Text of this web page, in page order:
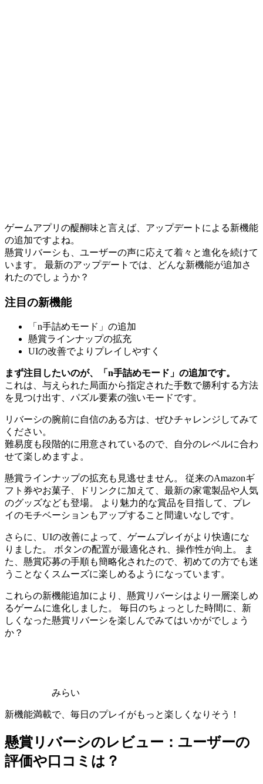
ゲームアプリの醍醐味と言えば、アップデートによる新機能
の追加ですよね。
懸賞リバーシも、ユーザーの声に応えて着々と進化を続けて
います。 最新のアップデートでは、どんな新機能が追加さ
れたのでしょうか？
注目の新機能
「n手詰めモード」の追加
懸賞ラインナップの拡充
UIの改善でよりプレイしやすく
まず注目したいのが、「n手詰めモード」の追加です。
これは、与えられた局面から指定された手数で勝利する方法
を見つけ出す、パズル要素の強いモードです。
リバーシの腕前に自信のある方は、ぜひチャレンジしてみて
ください。
難易度も段階的に用意されているので、自分のレベルに合わ
せて楽しめますよ。
懸賞ラインナップの拡充も見逃せません。 従来のAmazonギ
フト券やお菓子、ドリンクに加えて、最新の家電製品や人気
のグッズなども登場。 より魅力的な賞品を目指して、プレ
イのモチベーションもアップすること間違いなしです。
さらに、UIの改善によって、ゲームプレイがより快適にな
りました。 ボタンの配置が最適化され、操作性が向上。 ま
た、懸賞応募の手順も簡略化されたので、初めての方でも迷
うことなくスムーズに楽しめるようになっています。
これらの新機能追加により、懸賞リバーシはより一層楽しめ
るゲームに進化しました。 毎日のちょっとした時間に、新
しくなった懸賞リバーシを楽しんでみてはいかがでしょう
か？
みらい
新機能満載で、毎日のプレイがもっと楽しくなりそう！
懸賞リバーシのレビュー：ユーザーの
評価や口コミは？